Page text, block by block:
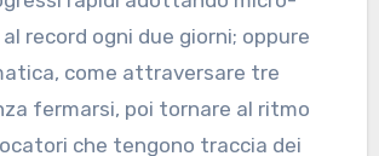
record ogni due giorni; oppure
come attraversare tre
fermarsi, poi tornare al ritmo
che tengono traccia dei